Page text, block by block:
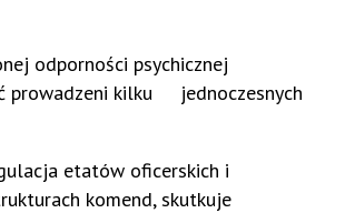
odporności psychicznej
prowadzeni kilku jednoczesnych
etatów oficerskich i
komend, skutkuje